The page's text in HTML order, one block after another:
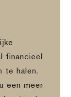
financieel
te halen.
een meer